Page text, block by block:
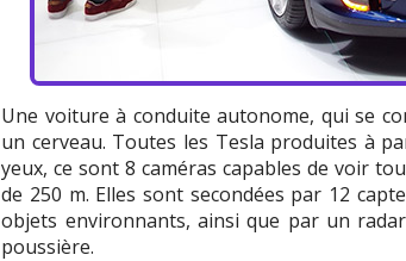
Une voiture à conduite autonome, qui se
un cerveau. Toutes les Tesla produites à
yeux, ce sont 8 caméras capables de voir
de 250 m. Elles sont secondées par 12
objets environnants, ainsi que par un
poussière.